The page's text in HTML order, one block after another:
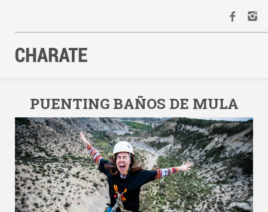
AGENDA
ACTIVIDADES
ALQUILER
EQUIPO
CONTACTO
PUENTING BAÑOS DE MULA